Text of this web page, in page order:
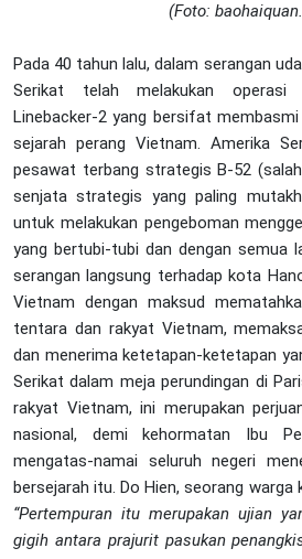
(Foto:
Pada 40 tahun lalu, dalam serangan
Serikat telah melakukan
Linebacker-2 yang bersifat
sejarah perang Vietnam. Amerika
pesawat terbang strategis B-52
senjata strategis yang paling
untuk melakukan pengeboman
yang bertubi-tubi dan dengan semua
serangan langsung terhadap kota
Vietnam dengan maksud
tentara dan rakyat Vietnam,
dan menerima ketetapan-ketetapan
Serikat dalam meja perundingan di
rakyat Vietnam, ini merupakan
nasional, demi kehormatan Ibu
mengatas-namai seluruh negeri
bersejarah itu. Do Hien, seorang warga
“Pertempuran itu merupakan ujian
gigih antara prajurit pasukan